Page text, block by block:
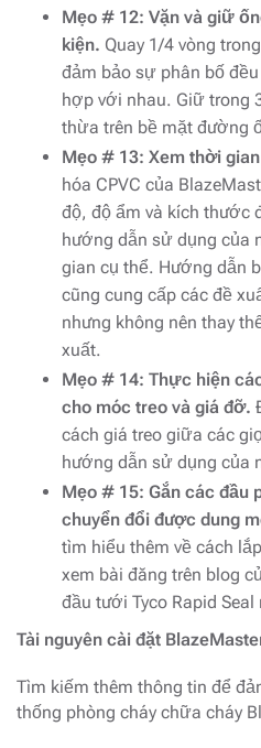
Mẹo # 12: Vặn và giữ
kiện. Quay 1/4 vòng
đảm bảo sự phân bố
hợp với nhau. Giữ trong
thừa trên bề mặt đường
Mẹo # 13: Xem thời
hóa CPVC của
độ, độ ẩm và kích thước
hướng dẫn sử dụng của
gian cụ thể. Hướng dẫn
cũng cung cấp các đề
nhưng không nên thay
xuất.
Mẹo # 14: Thực hiện
cho móc treo và giá đỡ.
cách giá treo giữa các
hướng dẫn sử dụng của
Mẹo # 15: Gắn các đầu
chuyển đổi được dung
tìm hiểu thêm về cách
xem bài đăng trên blog
đầu tưới Tyco Rapid
Tài nguyên cài đặt
Tìm kiếm thêm thông tin để
thống phòng cháy chữa cháy